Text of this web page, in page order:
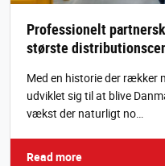
Professionelt
største
Med en historie der rækker
udviklet sig til at blive
vækst der naturligt no…
Read more